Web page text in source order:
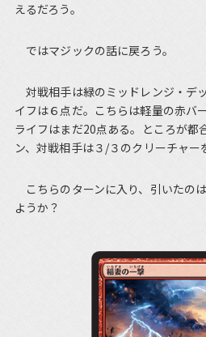
えるだろう。
ではマジックの話に戻ろう。
対戦相手は緑のミッドレンジ・デ
イフは６点だ。こちらは軽量の赤バ
ライフはまだ20点ある。ところが都
ン、対戦相手は３/３のクリーチャー
こちらのターンに入り、引いたの
ようか？